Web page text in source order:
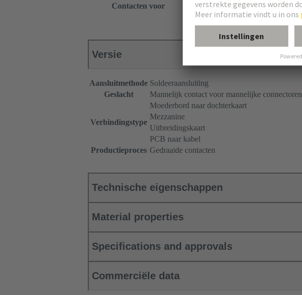
Contacten voor
DIN 41612 Type MH 21+5
DIN 41612 Bauform M 0+2
Versie
Aansluitmethode Soldeeraansluiting
Geslacht
Mannelijk contact voor mannelijke connectoren
Verbindingstype
Moederbord naar dochterkaart
Mezzanine
Uitbreidingskaart
PCB naar kabel
Productieproces Gedraaide contacten
Technische eigenschappen
Material properties
Specifications and approvals
Commerciële data